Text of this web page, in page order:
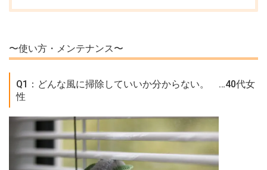
〜使い方・メンテナンス〜
Q1：どんな風に掃除していいか分からない。 …40代女
性